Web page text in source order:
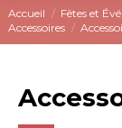
Accueil Fêtes et
Accessoires